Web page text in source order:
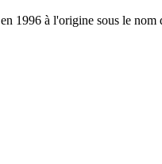
1996 à l'origine sous le